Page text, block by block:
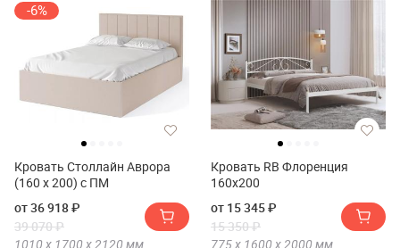
-6%
Кровать Столлайн Аврора
(160 х 200) с ПМ
от 36 918 ₽
39 070 ₽
1010 х 1700 х2120 мм
Кровать RB Флоренция
160х200
от 15 345 ₽
15 350 ₽
775 х 1600 х2000 мм